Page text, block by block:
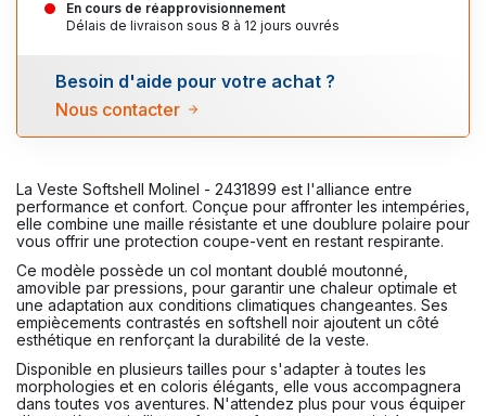
La Veste Softshell Molinel - 2431899 est l'alliance entre
performance et confort. Conçue pour affronter les intempéries,
elle combine une maille résistante et une doublure polaire pour
vous offrir une protection coupe-vent en restant respirante.
Ce modèle possède un col montant doublé moutonné,
amovible par pressions, pour garantir une chaleur optimale et
une adaptation aux conditions climatiques changeantes. Ses
empiècements contrastés en softshell noir ajoutent un côté
esthétique en renforçant la durabilité de la veste.
Disponible en plusieurs tailles pour s'adapter à toutes les
morphologies et en coloris élégants, elle vous accompagnera
dans toutes vos aventures. N'attendez plus pour vous équiper
En cours de réapprovisionnement
Délais de livraison sous 8 à 12 jours ouvrés
Besoin d'aide pour votre achat ?
Nous contacter